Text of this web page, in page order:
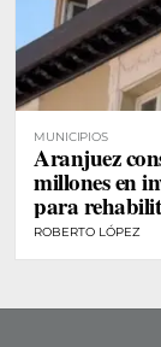
MUNICIPIOS
Aranjuez
millones en
para
ROBERTO LÓPEZ